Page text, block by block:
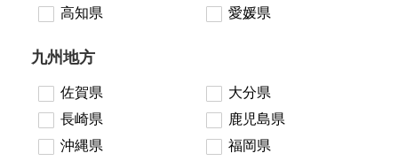
高知県
愛媛県
九州地方
佐賀県
大分県
長崎県
鹿児島県
沖縄県
福岡県